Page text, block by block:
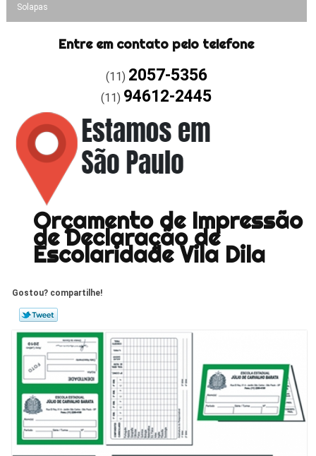
Solapas
Entre em contato pelo telefone
(11) 2057-5356
(11) 94612-2445
Orçamento de Impressão
de Declaração de
Escolaridade Vila Dila
Gostou? compartilhe!